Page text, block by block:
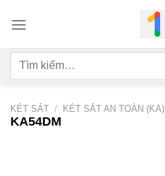
qua
dung
Tìm
KÉT SẮT / KÉT SẮT AN TOÀN (KA)
KA54DM